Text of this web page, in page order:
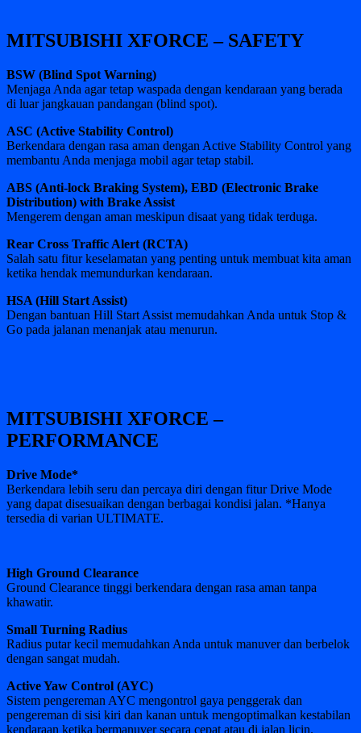
MITSUBISHI XFORCE – SAFETY
BSW (Blind Spot Warning)
Menjaga Anda agar tetap waspada dengan kendaraan yang berada
di luar jangkauan pandangan (blind spot).
ASC (Active Stability Control)
Berkendara dengan rasa aman dengan Active Stability Control yang
membantu Anda menjaga mobil agar tetap stabil.
ABS (Anti-lock Braking System), EBD (Electronic Brake
Distribution) with Brake Assist
Mengerem dengan aman meskipun disaat yang tidak terduga.
Rear Cross Traffic Alert (RCTA)
Salah satu fitur keselamatan yang penting untuk membuat kita aman
ketika hendak memundurkan kendaraan.
HSA (Hill Start Assist)
Dengan bantuan Hill Start Assist memudahkan Anda untuk Stop &
Go pada jalanan menanjak atau menurun.
MITSUBISHI XFORCE –
PERFORMANCE
Drive Mode*
Berkendara lebih seru dan percaya diri dengan fitur Drive Mode
yang dapat disesuaikan dengan berbagai kondisi jalan. *Hanya
tersedia di varian ULTIMATE.
High Ground Clearance
Ground Clearance tinggi berkendara dengan rasa aman tanpa
khawatir.
Small Turning Radius
Radius putar kecil memudahkan Anda untuk manuver dan berbelok
dengan sangat mudah.
Active Yaw Control (AYC)
Sistem pengereman AYC mengontrol gaya penggerak dan
pengereman di sisi kiri dan kanan untuk mengoptimalkan kestabilan
kendaraan ketika bermanuver secara cepat atau di jalan licin.